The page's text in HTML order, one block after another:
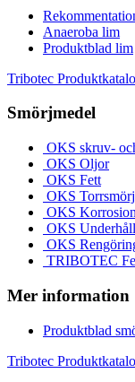
Anaeroba lim
Produktblad lim
Tribotec
Smörjmedel
OKS skruv-
OKS Oljor
OKS Fett
OKS
OKS
OKS Underhåll
OKS
TRIBOTEC
Mer information
Produktblad
Tribotec